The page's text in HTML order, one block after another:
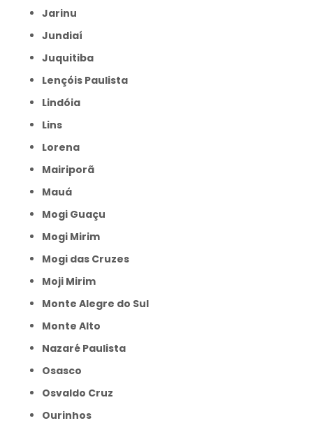
Jarinu
Jundiaí
Juquitiba
Lençóis Paulista
Lindóia
Lins
Lorena
Mairiporã
Mauá
Mogi Guaçu
Mogi Mirim
Mogi das Cruzes
Moji Mirim
Monte Alegre do Sul
Monte Alto
Nazaré Paulista
Osasco
Osvaldo Cruz
Ourinhos